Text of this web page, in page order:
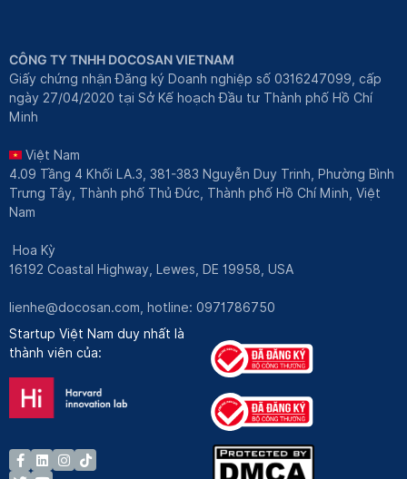
CÔNG TY TNHH DOCOSAN VIETNAM
Giấy chứng nhận Đăng ký Doanh nghiệp số 0316247099, cấp
ngày 27/04/2020 tại Sở Kế hoạch Đầu tư Thành phố Hồ Chí
Minh
Việt Nam
4.09 Tầng 4 Khối LA.3, 381-383 Nguyễn Duy Trinh, Phường Bình
Trưng Tây, Thành phố Thủ Đức, Thành phố Hồ Chí Minh, Việt
Nam
Hoa Kỳ
16192 Coastal Highway, Lewes, DE 19958, USA
lienhe@docosan.com , hotline: 0971786750
Startup Việt Nam duy nhất là
thành viên của: